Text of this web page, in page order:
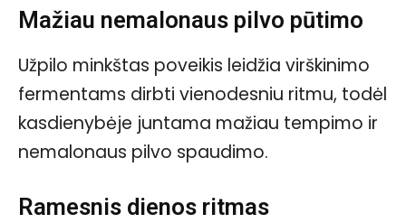
Mažiau nemalonaus pilvo pūtimo
Užpilo minkštas poveikis leidžia virškinimo
fermentams dirbti vienodesniu ritmu, todėl
kasdienybėje juntama mažiau tempimo ir
nemalonaus pilvo spaudimo.
Ramesnis dienos ritmas